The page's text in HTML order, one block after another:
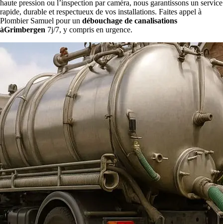
haute pression ou l’inspection par caméra, nous garantissons un service
rapide, durable et respectueux de vos installations. Faites appel à
Plombier Samuel pour un débouchage de canalisations
àGrimbergen 7j/7, y compris en urgence.